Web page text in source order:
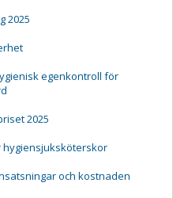
2025
egenkontroll för
2025
hygiensjuksköterskor
och kostnaden